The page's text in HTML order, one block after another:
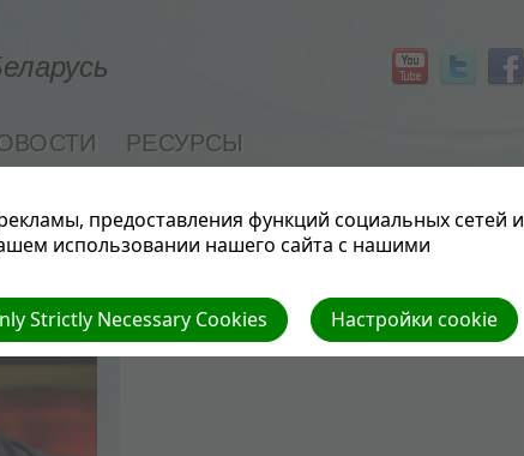
РЕСУРСЫ
предоставления функций социальных сетей и
использовании нашего сайта с нашими
Настройки cookie
Strictly Necessary Cookies